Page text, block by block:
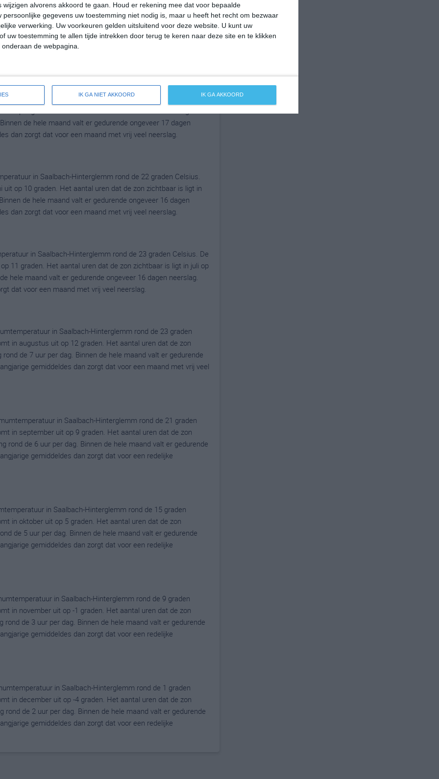
alvorens akkoord te gaan.
Houd er rekening mee dat voor bepaalde
persoonlijke gegevens uw toestemming niet nodig is, maar u heeft het recht om bezwaar
verwerking. Uw voorkeuren gelden uitsluitend voor deze website. U kunt uw
uw toestemming te allen tijde intrekken door terug te keren naar deze site en te klikken
de webpagina.
IK GA NIET AKKOORD IK GA AKKOORD
in Saalbach-Hinterglemm rond de 10 graden Celsius.
op 3 graden. Het aantal uren dat de zon zichtbaar is ligt in
de hele maand valt er gedurende ongeveer 14 dagen
dan zorgt dat voor een redelijke hoeveelheid neerslag
in Saalbach-Hinterglemm rond de 18 graden Celsius.
op 6 graden. Het aantal uren dat de zon zichtbaar is ligt in
de hele maand valt er gedurende ongeveer 17 dagen
dan zorgt dat voor een maand met vrij veel neerslag.
in Saalbach-Hinterglemm rond de 22 graden Celsius.
op 10 graden. Het aantal uren dat de zon zichtbaar is ligt in
de hele maand valt er gedurende ongeveer 16 dagen
dan zorgt dat voor een maand met vrij veel neerslag.
in Saalbach-Hinterglemm rond de 23 graden Celsius. De
11 graden. Het aantal uren dat de zon zichtbaar is ligt in juli op
hele maand valt er gedurende ongeveer 16 dagen neerslag.
dat voor een maand met vrij veel neerslag.
in Saalbach-Hinterglemm rond de 23 graden
in augustus uit op 12 graden. Het aantal uren dat de zon
de 7 uur per dag. Binnen de hele maand valt er gedurende
gemiddeldes dan zorgt dat voor een maand met vrij veel
in Saalbach-Hinterglemm rond de 21 graden
in september uit op 9 graden. Het aantal uren dat de zon
rond de 6 uur per dag. Binnen de hele maand valt er gedurende
gemiddeldes dan zorgt dat voor een redelijke
in Saalbach-Hinterglemm rond de 15 graden
in oktober uit op 5 graden. Het aantal uren dat de zon
de 5 uur per dag. Binnen de hele maand valt er gedurende
gemiddeldes dan zorgt dat voor een redelijke
in Saalbach-Hinterglemm rond de 9 graden
in november uit op -1 graden. Het aantal uren dat de zon
de 3 uur per dag. Binnen de hele maand valt er gedurende
gemiddeldes dan zorgt dat voor een redelijke
in Saalbach-Hinterglemm rond de 1 graden
in december uit op -4 graden. Het aantal uren dat de zon
de 2 uur per dag. Binnen de hele maand valt er gedurende
gemiddeldes dan zorgt dat voor een redelijke